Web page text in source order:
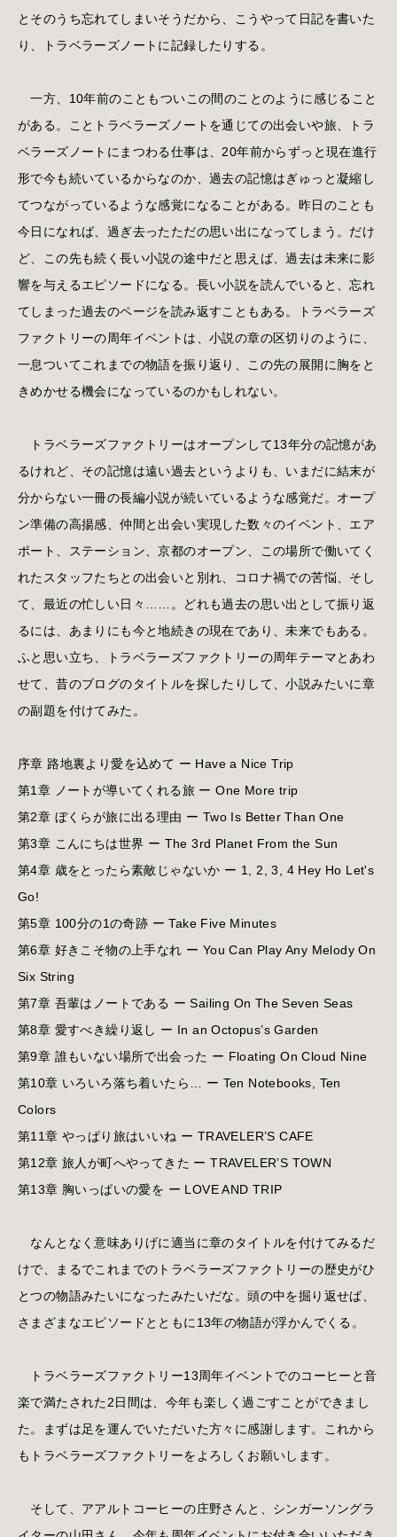
とそのうち忘れてしまいそうだから、こうやって日記を書いた
り、トラベラーズノートに記録したりする。
一方、10年前のこともついこの間のことのように感じること
がある。ことトラベラーズノートを通じての出会いや旅、トラ
ベラーズノートにまつわる仕事は、20年前からずっと現在進行
形で今も続いているからなのか、過去の記憶はぎゅっと凝縮し
てつながっているような感覚になることがある。昨日のことも
今日になれば、過ぎ去ったただの思い出になってしまう。だけ
ど、この先も続く長い小説の途中だと思えば、過去は未来に影
響を与えるエピソードになる。長い小説を読んでいると、忘れ
てしまった過去のページを読み返すこともある。トラベラーズ
ファクトリーの周年イベントは、小説の章の区切りのように、
一息ついてこれまでの物語を振り返り、この先の展開に胸をと
きめかせる機会になっているのかもしれない。
トラベラーズファクトリーはオープンして13年分の記憶があ
るけれど、その記憶は遠い過去というよりも、いまだに結末が
分からない一冊の長編小説が続いているような感覚だ。オープ
ン準備の高揚感、仲間と出会い実現した数々のイベント、エア
ポート、ステーション、京都のオープン、この場所で働いてく
れたスタッフたちとの出会いと別れ、コロナ禍での苦悩、そし
て、最近の忙しい日々……。どれも過去の思い出として振り返
るには、あまりにも今と地続きの現在であり、未来でもある。
ふと思い立ち、トラベラーズファクトリーの周年テーマとあわ
せて、昔のブログのタイトルを探したりして、小説みたいに章
の副題を付けてみた。
序章 路地裏より愛を込めて ー Have a Nice Trip
第1章 ノートが導いてくれる旅 ー One More trip
第2章 ぼくらが旅に出る理由 ー Two Is Better Than One
第3章 こんにちは世界 ー The 3rd Planet From the Sun
第4章 歳をとったら素敵じゃないか ー 1, 2, 3, 4 Hey Ho Let's
Go!
第5章 100分の1の奇跡 ー Take Five Minutes
第6章 好きこそ物の上手なれ ー You Can Play Any Melody On
Six String
第7章 吾輩はノートである ー Sailing On The Seven Seas
第8章 愛すべき繰り返し ー In an Octopus’s Garden
第9章 誰もいない場所で出会った ー Floating On Cloud Nine
第10章 いろいろ落ち着いたら… ー Ten Notebooks, Ten
Colors
第11章 やっぱり旅はいいね ー TRAVELER’S CAFE
第12章 旅人が町へやってきた ー TRAVELER’S TOWN
第13章 胸いっぱいの愛を ー LOVE AND TRIP
なんとなく意味ありげに適当に章のタイトルを付けてみるだ
けで、まるでこれまでのトラベラーズファクトリーの歴史がひ
とつの物語みたいになったみたいだな。頭の中を掘り返せば、
さまざまなエピソードとともに13年の物語が浮かんでくる。
トラベラーズファクトリー13周年イベントでのコーヒーと音
楽で満たされた2日間は、今年も楽しく過ごすことができまし
た。まずは足を運んでいただいた方々に感謝します。これから
もトラベラーズファクトリーをよろしくお願いします。
そして、アアルトコーヒーの庄野さんと、シンガーソングラ